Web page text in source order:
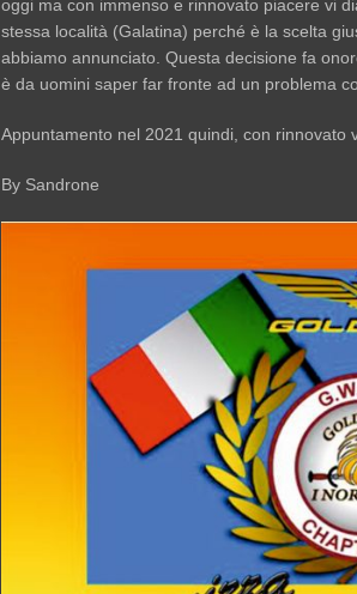
oggi ma con immenso e rinnovato piacere vi
stessa località (Galatina) perché è la scelta
abbiamo annunciato. Questa decisione fa
è da uomini saper far fronte ad un problema
Appuntamento nel 2021 quindi, con rinnovato
By Sandrone